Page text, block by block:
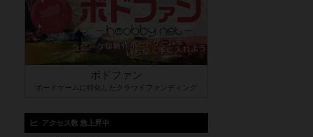
ボドファン
ボードゲームに特化したクラウドファンディング
アクセス数 急上昇中